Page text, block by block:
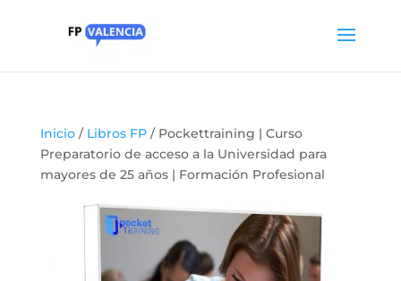
Inicio/ Libros FP/ Pockettraining | Curso
Preparatorio de acceso a la Universidad para
mayores de 25 años | Formación Profesional